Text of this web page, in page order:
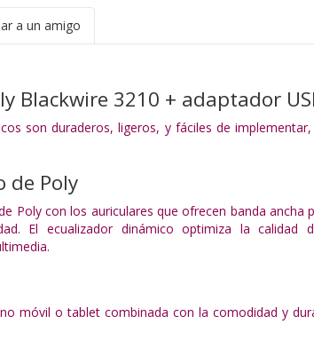
a un amigo
Blackwire 3210 + adaptador
son duraderos, ligeros, y fáciles de
de Poly
Poly con los auriculares que ofrecen banda
El ecualizador dinámico optimiza la calidad
móvil o tablet combinada con la comodidad y